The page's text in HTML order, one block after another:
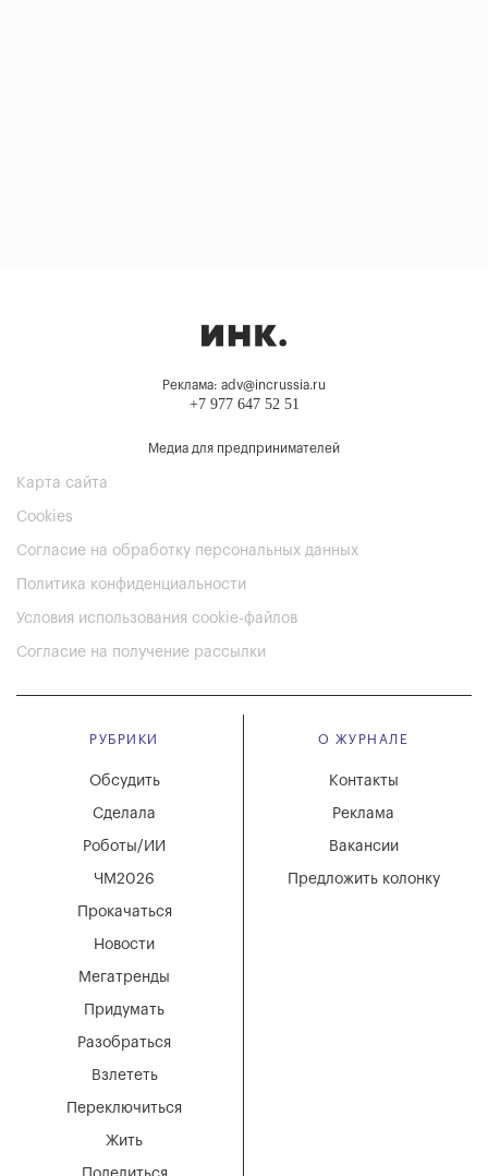
Реклама: adv@incrussia.ru
+7 977 647 52 51
Медиа для предпринимателей
Карта сайта
Cookies
Согласие на обработку персональных данных
Политика конфиденциальности
Условия использования cookie-файлов
Согласие на получение рассылки
РУБРИКИ
Мегатренды
Придумать
Разобраться
Взлететь
Новости
Переключиться
Жить
Обсудить
Сделала
Роботы/ИИ
ЧМ2026
Прокачаться
О ЖУРНАЛЕ
Вакансии
Реклама
Контакты
Предложить колонку